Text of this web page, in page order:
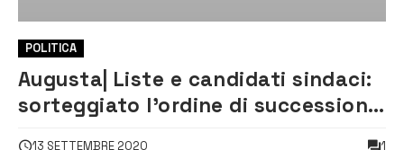
POLITICA
Augusta| Liste e candidati sindaci:
sorteggiato l’ordine di successione
13 SETTEMBRE 2020 1